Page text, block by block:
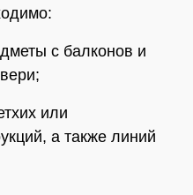
с балконов и
или
а также линий